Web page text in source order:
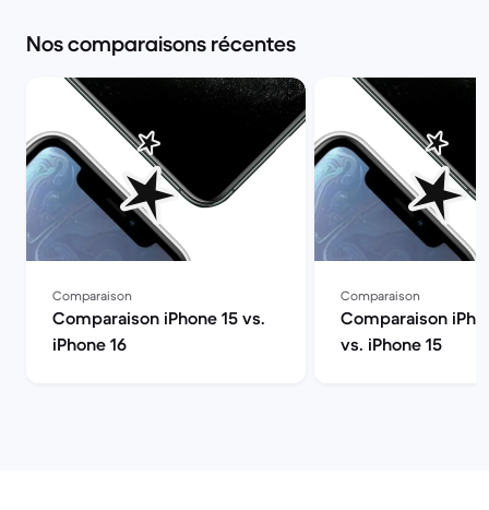
Nos comparaisons récentes
Comparaison
Comparaison iPhone 15 vs.
iPhone 16
Comparaison
Comparaison
vs. iPhone 15